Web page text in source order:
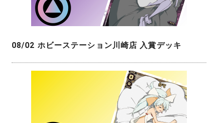
08/02 ホビーステーション川崎店 入賞デッキ